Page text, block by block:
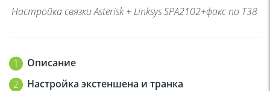
Настройка связки Asterisk + Linksys SPA2102+факс по Т38
Описание
Настройка экстеншена и транка